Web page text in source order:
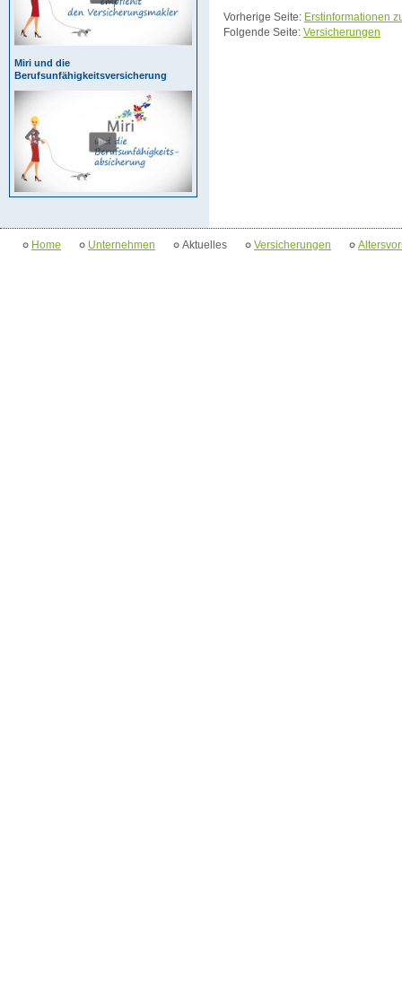
Vorherige Seite: Erstinformationen
Folgende Seite: Versicherungen
Miri und die
Berufsunfähigkeitsversicherung
Home Unternehmen Aktuelles Versicherungen